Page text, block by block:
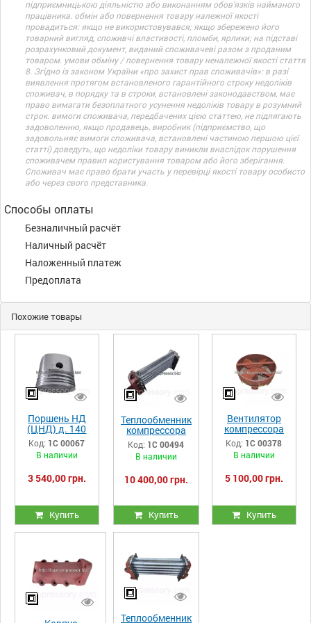
підприємницькою діяльністю або виконанням обов’язків найманого
працівника. обмін або повернення товару належної якості
провадиться: якщо не використовувався; якщо збережено його
товарний вигляд, споживчі властивості, пломби, ярлики; на підставі
розрахунковий документ, виданий споживачеві разом з проданим
товаром. умови обміну / повернення товару неналежної якості стаття
8. Згідно із законом України «про захист прав споживачів»: в разі
виявлення протягом встановленого гарантійного строку недоліків
споживач, в порядку та в строки, встановлені законодавством, має
право вимагати безоплатного усунення недоліків товару в розумний
строк. вимоги споживача, передбачених цією статтею, не підлягають
задоволенню, якщо продавець, виробник (підприємство, що
задовольняє вимоги споживача, встановлені частиною першою цієї
статті) доведуть, що недоліки товару виникли внаслідок порушення
споживачем правил користування товаром або його зберігання.
Споживач має право брати участь у перевірці якості товару особисто
або через свого представника.
Способы оплаты
Безналичный расчёт
Наличный расчёт
Наложенный платеж
Предоплата
Похожие товары
Поршень НД
(ЦНД) д. 140
компрессора
ПК, ПКС, ПКСД
32.03.00.01-
Код: 1С 00067
В наличии
3 540,00 грн.
Купить
Теплообменник
компрессора
ПК, ПКС, ПКСД
32.19.00.00-
005сб
Код: 1С 00494
В наличии
10 400,00 грн.
Купить
Вентилятор
компрессора
ПК, ПКС, ПКСД
33.05.00.00-
027сб
Код: 1С 00378
В наличии
5 100,00 грн.
Купить
Теплообменник